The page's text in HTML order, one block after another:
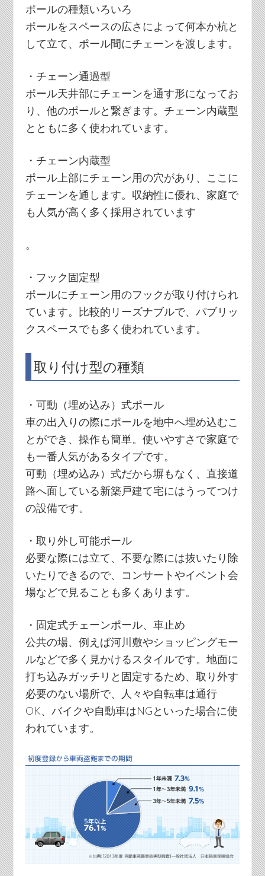
ポールの種類いろいろ
ポールをスペースの広さによって何本か杭と
して立て、ポール間にチェーンを渡します。
・チェーン通過型
ポール天井部にチェーンを通す形になってお
り、他のポールと繋ぎます。チェーン内蔵型
とともに多く使われています。
・チェーン内蔵型
ポール上部にチェーン用の穴があり、ここに
チェーンを通します。収納性に優れ、家庭で
も人気が高く多く採用されています
。
・フック固定型
ポールにチェーン用のフックが取り付けられ
ています。比較的リーズナブルで、パブリッ
クスペースでも多く使われています。
取り付け型の種類
・可動（埋め込み）式ポール
車の出入りの際にポールを地中へ埋め込むこ
とができ、操作も簡単。使いやすさで家庭で
も一番人気があるタイプです。
可動（埋め込み）式だから塀もなく、直接道
路へ面している新築戸建て宅にはうってつけ
の設備です。
・取り外し可能ポール
必要な際には立て、不要な際には抜いたり除
いたりできるので、コンサートやイベント会
場などで見ることも多くあります。
・固定式チェーンポール、車止め
公共の場、例えば河川敷やショッピングモー
ルなどで多く見かけるスタイルです。地面に
打ち込みガッチリと固定するため、取り外す
必要のない場所で、人々や自転車は通行
OK、バイクや自動車はNGといった場合に使
われています。